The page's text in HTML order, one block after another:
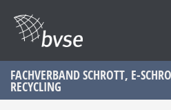
FACHVERBAND SCHROTT, E-
RECYCLING